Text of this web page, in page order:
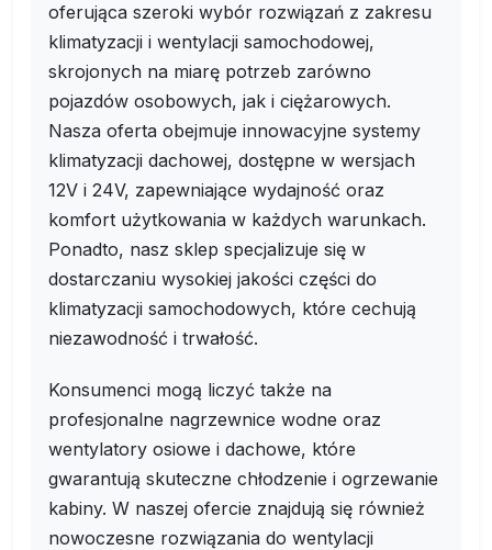
oferująca szeroki wybór rozwiązań z zakresu
klimatyzacji i wentylacji samochodowej,
skrojonych na miarę potrzeb zarówno
pojazdów osobowych, jak i ciężarowych.
Nasza oferta obejmuje innowacyjne systemy
klimatyzacji dachowej, dostępne w wersjach
12V i 24V, zapewniające wydajność oraz
komfort użytkowania w każdych warunkach.
Ponadto, nasz sklep specjalizuje się w
dostarczaniu wysokiej jakości części do
klimatyzacji samochodowych, które cechują
niezawodność i trwałość.
Konsumenci mogą liczyć także na
profesjonalne nagrzewnice wodne oraz
wentylatory osiowe i dachowe, które
gwarantują skuteczne chłodzenie i ogrzewanie
kabiny. W naszej ofercie znajdują się również
nowoczesne rozwiązania do wentylacji